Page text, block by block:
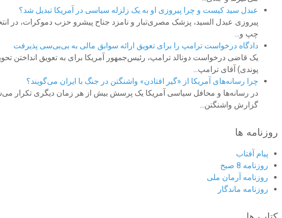
عبدل سید کیست و چرا پیروزی‌ او به یک زلزله سیاسی در آمریکا تبدیل شد؟
پیروزی عبدل السید، پزشک مصری‌تبار و نامزد جناح پیشرو حزب دموکرات، در
چپ و...
دادگاه درخواست ترامپ را برای تعویق ارائه سوابق مالی به بی‌بی‌سی پذیرفت
پوندی) آقای ترامپ...
چرا رسانه‌های آمریکا از «گیر افتادن» واشنگتن در جنگ با ایران می‌گویند؟
در رسانه‌ها و محافل سیاسی آمریکا یک پرسش بیش از هر زمان دیگری تکرار
گزارش واشنگتن...
روزنامه ها
پیام آفتاب
روزنامه 8 صبح
روزنامه آرمان ملى
روزنامه ماندگار